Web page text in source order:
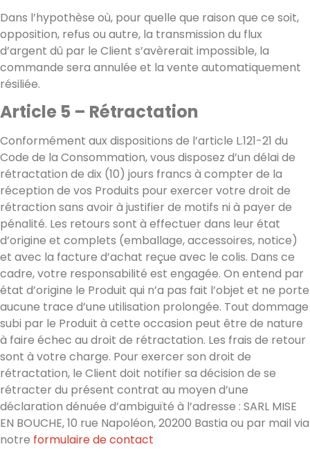
Dans l’hypothèse où, pour quelle que raison que ce soit,
opposition, refus ou autre, la transmission du flux
d’argent dû par le Client s’avèrerait impossible, la
commande sera annulée et la vente automatiquement
résiliée.
Article 5 – Rétractation
Conformément aux dispositions de l’article L.121-21 du
Code de la Consommation, vous disposez d’un délai de
rétractation de dix (10) jours francs à compter de la
réception de vos Produits pour exercer votre droit de
rétraction sans avoir à justifier de motifs ni à payer de
pénalité. Les retours sont à effectuer dans leur état
d’origine et complets (emballage, accessoires, notice)
et avec la facture d’achat reçue avec le colis. Dans ce
cadre, votre responsabilité est engagée. On entend par
état d’origine le Produit qui n’a pas fait l’objet et ne porte
aucune trace d’une utilisation prolongée. Tout dommage
subi par le Produit à cette occasion peut être de nature
à faire échec au droit de rétractation. Les frais de retour
sont à votre charge. Pour exercer son droit de
rétractation, le Client doit notifier sa décision de se
rétracter du présent contrat au moyen d’une
déclaration dénuée d’ambiguïté à l’adresse : SARL MISE
EN BOUCHE, 10 rue Napoléon, 20200 Bastia ou par mail via
notre formulaire de contact